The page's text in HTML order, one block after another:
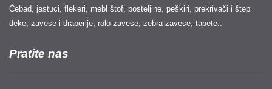
Ćebad, jastuci, flekeri, mebl štof, posteljine, peškiri, prekrivači i štep
deke, zavese i draperije, rolo zavese, zebra zavese, tapete..
Pratite nas